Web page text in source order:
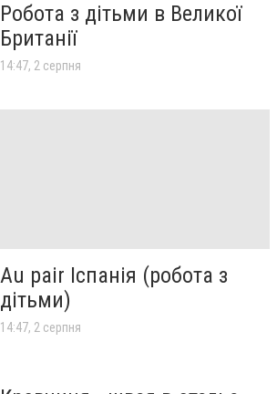
Робота з дітьми в Великої
Британії
14:47, 2 серпня
Au pair Іспанія (робота з
дітьми)
14:47, 2 серпня